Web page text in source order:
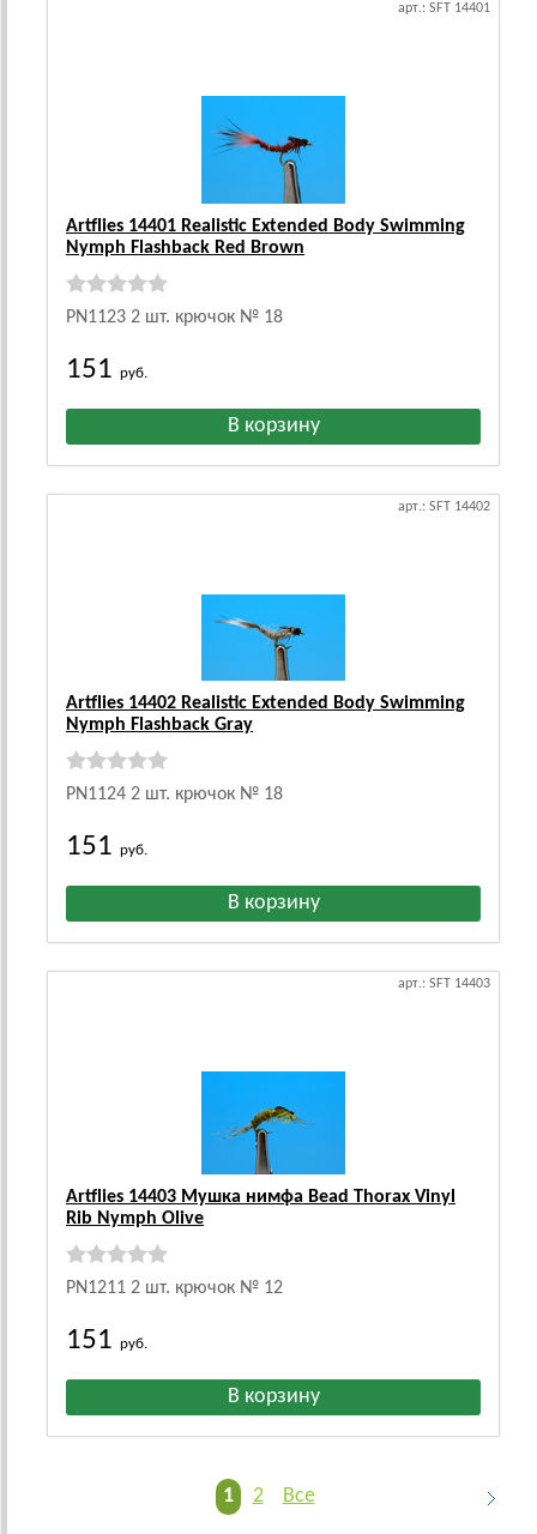
арт.: SFT 14401
Artflies 14401 Realistic Extended Body Swimming
Nymph Flashback Red Brown
PN1123 2 шт. крючок № 18
151 руб.
арт.: SFT 14402
Artflies 14402 Realistic Extended Body Swimming
Nymph Flashback Gray
PN1124 2 шт. крючок № 18
151 руб.
арт.: SFT 14403
Artflies 14403 Мушка нимфа Bead Thorax Vinyl
Rib Nymph Olive
PN1211 2 шт. крючок № 12
151 руб.
1 2 Все